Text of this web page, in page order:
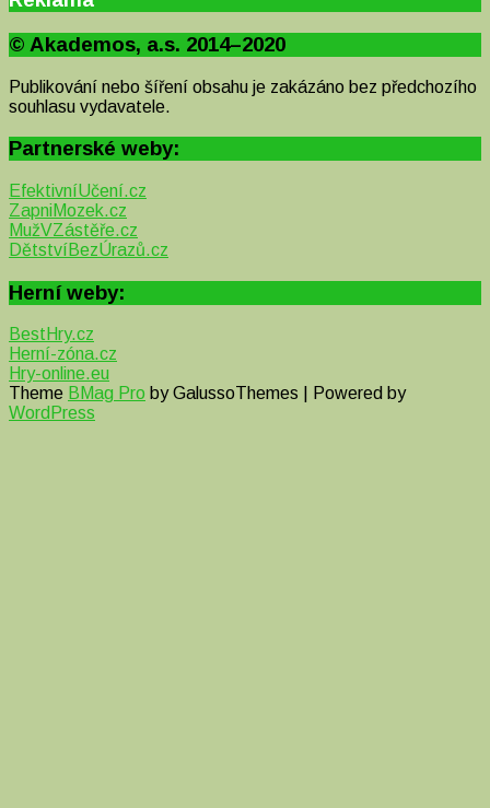
© Akademos, a.s. 2014–2020
Publikování nebo šíření obsahu je zakázáno bez předchozího
souhlasu vydavatele.
Partnerské weby:
EfektivníUčení.cz
ZapniMozek.cz
MužVZástěře.cz
DětstvíBezÚrazů.cz
Herní weby:
BestHry.cz
Herní-zóna.cz
Hry-online.eu
Theme BMag Pro by GalussoThemes | Powered by
WordPress